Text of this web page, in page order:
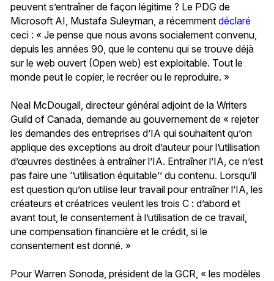
peuvent s’entraîner de façon légitime ? Le PDG de
Microsoft AI, Mustafa Suleyman, a récemment déclaré
ceci : « Je pense que nous avons socialement convenu,
depuis les années 90, que le contenu qui se trouve déjà
sur le web ouvert (Open web) est exploitable. Tout le
monde peut le copier, le recréer ou le reproduire. »
Neal McDougall, directeur général adjoint de la Writers
Guild of Canada, demande au gouvernement de « rejeter
les demandes des entreprises d’IA qui souhaitent qu’on
applique des exceptions au droit d’auteur pour l’utilisation
d’œuvres destinées à entraîner l’IA. Entraîner l’IA, ce n’est
pas faire une ‘’utilisation équitable’’ du contenu. Lorsqu’il
est question qu’on utilise leur travail pour entraîner l’IA, les
créateurs et créatrices veulent les trois C : d’abord et
avant tout, le consentement à l’utilisation de ce travail,
une compensation financière et le crédit, si le
consentement est donné. »
Pour Warren Sonoda, président de la GCR, « les modèles